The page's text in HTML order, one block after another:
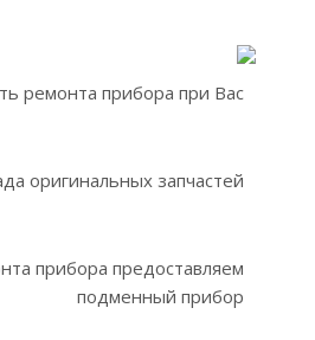
ремонта прибора при Вас
оригинальных запчастей
прибора предоставляем
подменный прибор